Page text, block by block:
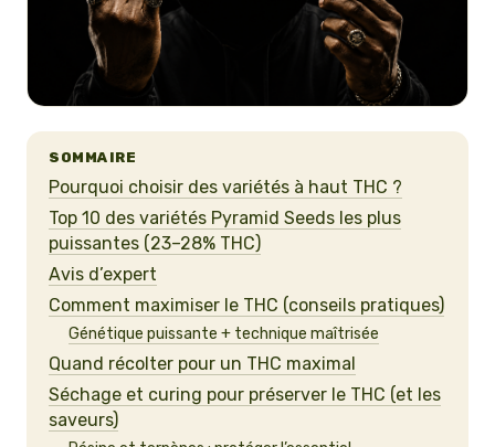
SOMMAIRE
Pourquoi choisir des variétés à haut THC ?
Top 10 des variétés Pyramid Seeds les plus
puissantes (23–28% THC)
Avis d’expert
Comment maximiser le THC (conseils pratiques)
Génétique puissante + technique maîtrisée
Quand récolter pour un THC maximal
Séchage et curing pour préserver le THC (et les
saveurs)